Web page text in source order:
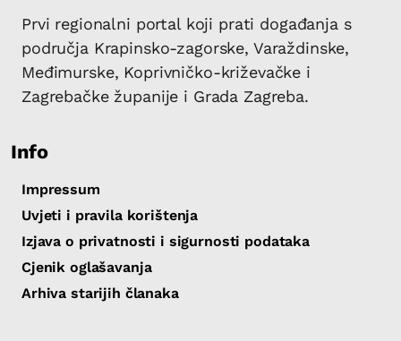
Prvi regionalni portal koji prati događanja s
područja Krapinsko-zagorske, Varaždinske,
Međimurske, Koprivničko-križevačke i
Zagrebačke županije i Grada Zagreba.
Info
Impressum
Uvjeti i pravila korištenja
Izjava o privatnosti i sigurnosti podataka
Cjenik oglašavanja
Arhiva starijih članaka